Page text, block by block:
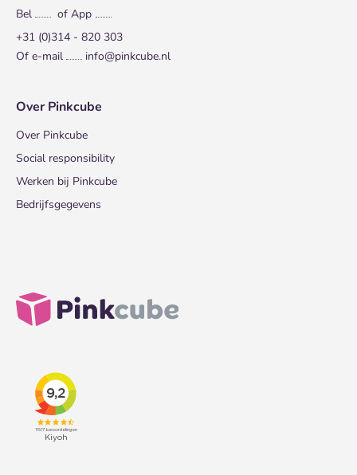
Bel
of App
+31 (0)314 - 820 303
Of e-mail
info@pinkcube.nl
Over Pinkcube
Over Pinkcube
Social responsibility
Werken bij Pinkcube
Bedrijfsgegevens